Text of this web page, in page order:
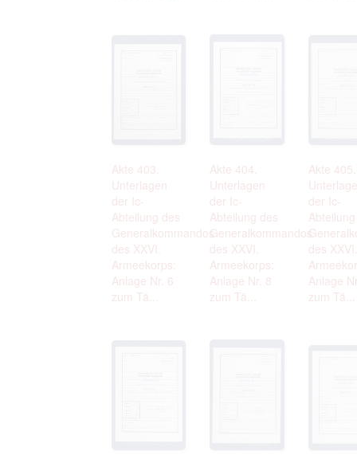
Akte 403.
Unterlagen
der Ic-
Abteilung des
Generalkommandos
des XXVI.
Armeekorps:
Anlage Nr. 6
zum Tä...
Akte 404.
Unterlagen
der Ic-
Abteilung des
Generalkommandos
des XXVI.
Armeekorps:
Anlage Nr. 8
zum Tä...
Akte 405.
der Ic-
des XXVI.
Anlage
zum Tä...